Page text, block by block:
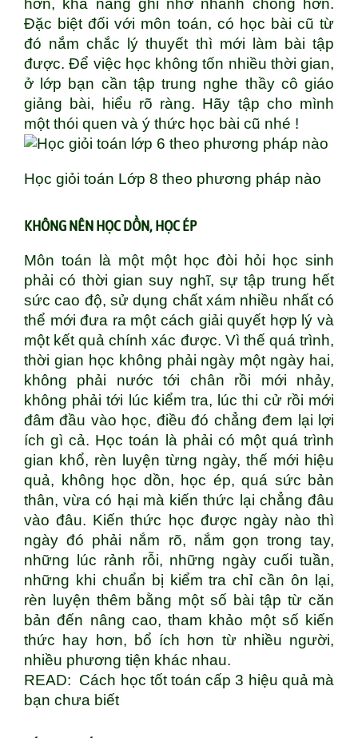
hơn, khả năng ghi nhớ nhanh chóng hơn.
Đặc biệt đối với môn toán, có học bài cũ từ
đó nắm chắc lý thuyết thì mới làm bài tập
được. Để việc học không tốn nhiều thời gian,
ở lớp bạn cần tập trung nghe thầy cô giáo
giảng bài, hiểu rõ ràng. Hãy tập cho mình
một thói quen và ý thức học bài cũ nhé !
Học giỏi toán Lớp 8 theo phương pháp nào
KHÔNG NÊN HỌC DỒN, HỌC ÉP
Môn toán là một một học đòi hỏi học sinh
phải có thời gian suy nghĩ, sự tập trung hết
sức cao độ, sử dụng chất xám nhiều nhất có
thể mới đưa ra một cách giải quyết hợp lý và
một kết quả chính xác được. Vì thế quá trình,
thời gian học không phải ngày một ngày hai,
không phải nước tới chân rồi mới nhảy,
không phải tới lúc kiểm tra, lúc thi cử rồi mới
đâm đầu vào học, điều đó chẳng đem lại lợi
ích gì cả. Học toán là phải có một quá trình
gian khổ, rèn luyện từng ngày, thế mới hiệu
quả, không học dồn, học ép, quá sức bản
thân, vừa có hại mà kiến thức lại chẳng đâu
vào đâu. Kiến thức học được ngày nào thì
ngày đó phải nắm rõ, nắm gọn trong tay,
những lúc rảnh rỗi, những ngày cuối tuần,
những khi chuẩn bị kiểm tra chỉ cần ôn lại,
rèn luyện thêm bằng một số bài tập từ căn
bản đến nâng cao, tham khảo một số kiến
thức hay hơn, bổ ích hơn từ nhiều người,
nhiều phương tiện khác nhau.
READ: Cách học tốt toán cấp 3 hiệu quả mà
bạn chưa biết